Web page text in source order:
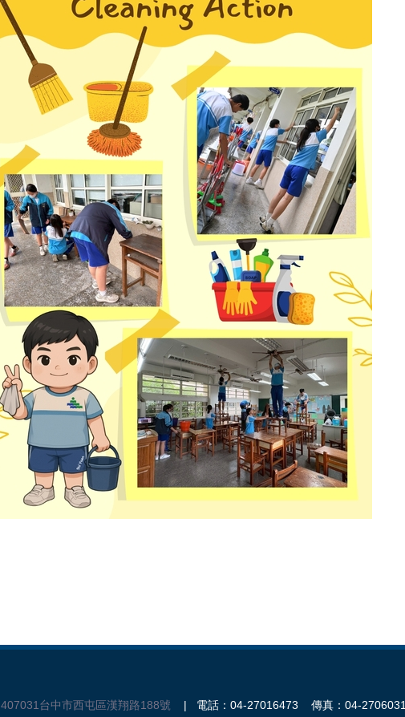
407031台中市西屯區漢翔路188號 | 電話：04-27016473 傳真：04-